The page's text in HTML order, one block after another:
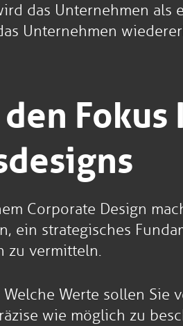
das Unternehmen
Unternehmen
Fokus
Corporate Design
ein strategisches
zu vermitteln.
Werte sollen
wie möglich zu